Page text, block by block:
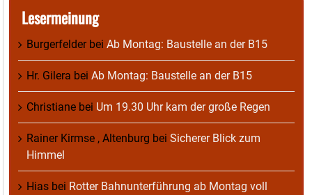
Lesermeinung
Burgerfelderbei Ab Montag: Baustelle an der B15
Hr. Gilera bei Ab Montag: Baustelle an der B15
Christiane bei Um 19.30 Uhr kam der große Regen
Rainer Kirmse , Altenburg bei Sicherer Blick zum
Himmel
Hias bei Rotter Bahnunterführung ab Montag voll